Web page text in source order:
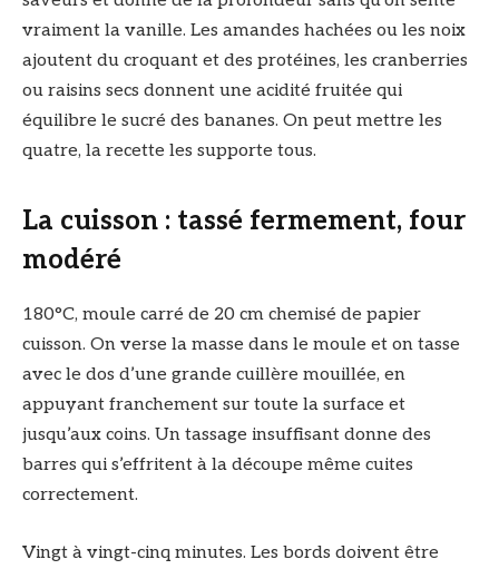
vraiment la vanille. Les amandes hachées ou les noix
ajoutent du croquant et des protéines, les cranberries
ou raisins secs donnent une acidité fruitée qui
équilibre le sucré des bananes. On peut mettre les
quatre, la recette les supporte tous.
La cuisson : tassé fermement, four
modéré
180°C, moule carré de 20 cm chemisé de papier
cuisson. On verse la masse dans le moule et on tasse
avec le dos d’une grande cuillère mouillée, en
appuyant franchement sur toute la surface et
jusqu’aux coins. Un tassage insuffisant donne des
barres qui s’effritent à la découpe même cuites
correctement.
Vingt à vingt-cinq minutes. Les bords doivent être